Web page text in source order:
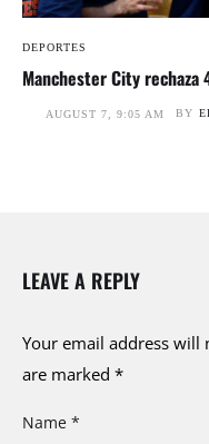
DEPORTES
Manchester City
AUGUST 7, 9:05 AM BY
LEAVE A REPLY
Your email address will
are marked *
Name *